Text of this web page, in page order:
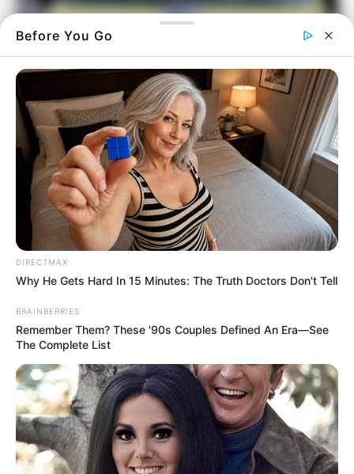
Θρίλεργια ένα άντρα σε περιοχή Βόρεια της
Εύβοιαςπου ήταν μέσα στη θάλασσα.
Όλα έγιναν νωρίς το πρωί της Παρασκευής 1
Δεκεμβρίου 2023 στη θαλάσσια περιοχή
Σαρακήνικο
Όπως βλέπετε, το Σαρακήνικο βρίσκεται στην
Βόρεια Εύβοια και είναι ανάμεσα στο Κυμάσι
και στον Λιμνιώνα.
Before You Go
DIRECTMAX
Why He Gets Hard In 15 Minutes: The Truth Doctors Don't Tell
BRAINBERRIES
Remember Them? These '90s Couples Defined An Era—See
The Complete List